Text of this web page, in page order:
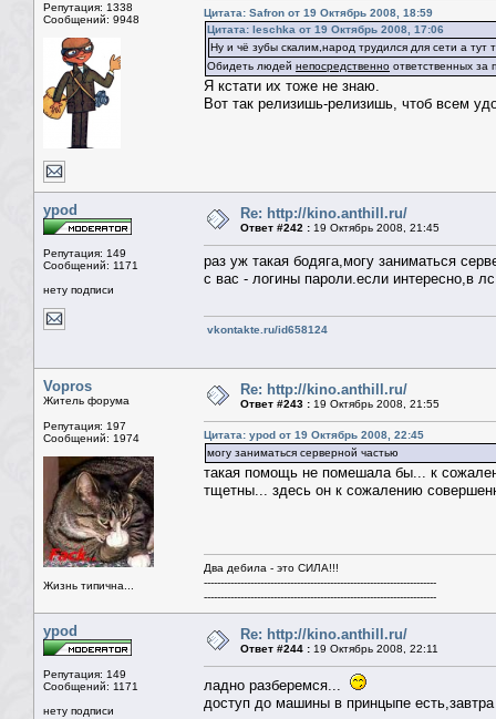
Репутация: 1338
Сообщений: 9948
Цитата: Safron от 19 Октябрь 2008, 18:59
Цитата: leschka от 19 Октябрь 2008, 17:06
Ну и чё зубы скалим,народ трудился для сети а тут
Обидеть людей непосредственно ответственных за
Я кстати их тоже не знаю.
Вот так релизишь-релизишь, чтоб всем
ypod
Репутация: 149
Сообщений: 1171
нету подписи
Re: http://kino.anthill.ru/
Ответ #242 : 19 Октябрь 2008, 21:45
раз уж такая бодяга,могу заниматься
с вас - логины пароли.если интересно,в лс
vkontakte.ru/id658124
Vopros
Житель форума
Репутация: 197
Сообщений: 1974
Жизнь типична...
Re: http://kino.anthill.ru/
Ответ #243 : 19 Октябрь 2008, 21:55
Цитата: ypod от 19 Октябрь 2008, 22:45
могу заниматься серверной частью
такая помощь не помешала бы... к
тщетны... здесь он к сожалению
Два дебила - это СИЛА!!!
----------------------------------------------------------------------
----------------------------------------------------------------------
ypod
Репутация: 149
Сообщений: 1171
нету подписи
Re: http://kino.anthill.ru/
Ответ #244 : 19 Октябрь 2008, 22:11
ладно разберемся...
доступ до машины в принцыпе